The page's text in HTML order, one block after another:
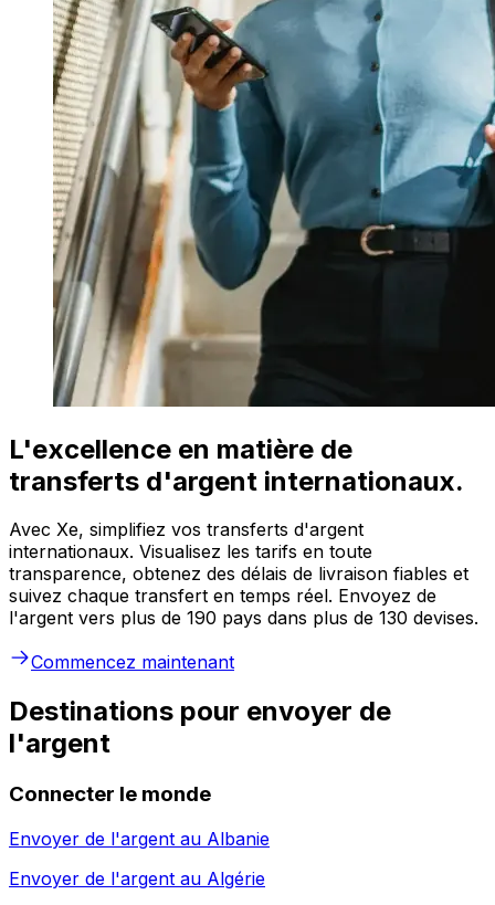
L'excellence en matière de
transferts d'argent internationaux.
Avec Xe, simplifiez vos transferts d'argent
internationaux. Visualisez les tarifs en toute
transparence, obtenez des délais de livraison fiables et
suivez chaque transfert en temps réel. Envoyez de
l'argent vers plus de 190 pays dans plus de 130 devises.
Commencez maintenant
Destinations pour envoyer de
l'argent
Connecter le monde
Envoyer de l'argent au Albanie
Envoyer de l'argent au Algérie